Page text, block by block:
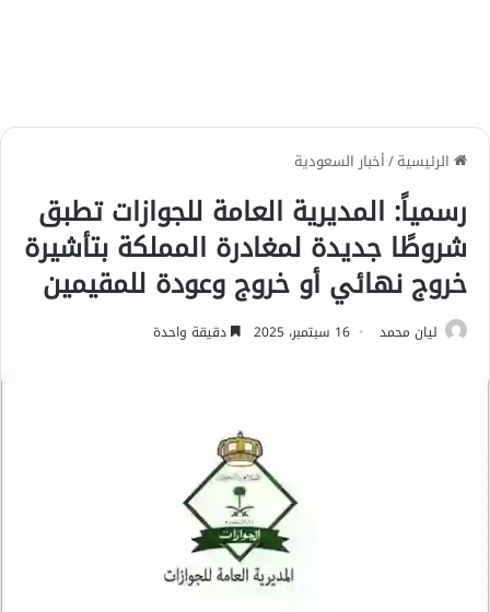
الرئيسية/أخبار السعودية
رسمياً: المديرية العامة للجوازات تطبق
شروطًا جديدة لمغادرة المملكة بتأشيرة
خروج نهائي أو خروج وعودة للمقيمين
ليان محمد 16 سبتمبر، 2025 دقيقة واحدة